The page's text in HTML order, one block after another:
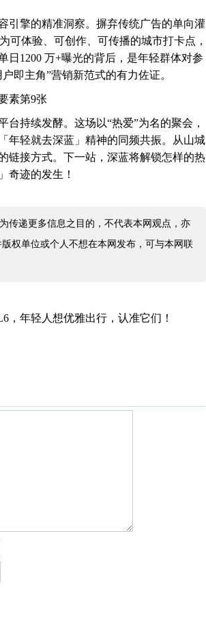
引擎的精准洞察。摒弃传统广告的单向灌
可体验、可创作、可传播的城市打卡点，
日1200 万+曝光的背后，是年轻群体对参
即主角”营销新范式的有力佐证。
持续发酵。这场以“热爱”为名的聚会，
年轻就去深蓝」精神的同频共振。从山城
链接方式。下一站，深蓝将解锁怎样的热
奇迹的发生！
传递更多信息之目的，不代表本网观点，亦
权单位或个人不想在本网发布，可与本网联
，年轻人想优雅出行，认准它们！